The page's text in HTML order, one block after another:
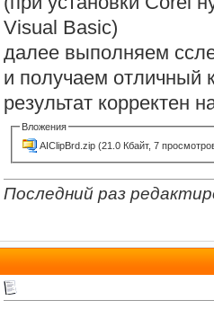
Visual Basic)
далее выполняем
и получаем отличный
результат корректен
Вложения
AIClipBrd.zip (21.0 Кбайт, 7
Последний раз